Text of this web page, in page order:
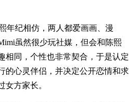
年纪相仿，两人都爱画画、漫
虽然很少玩社媒，但会和陈熙
相同，个性也非常契合，于是认定
的心灵伴侣，并决定公开恋情和求
女方家长。